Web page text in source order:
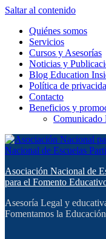
Saltar al contenido
Quiénes somos
Servicios
Cursos y Asesorías
Noticias y
Blog Education
Política de
Contacto
Beneficios y
Comunicado
Asociación Nacional de
para el Fomento
Asesoría Legal y
Fomentamos la